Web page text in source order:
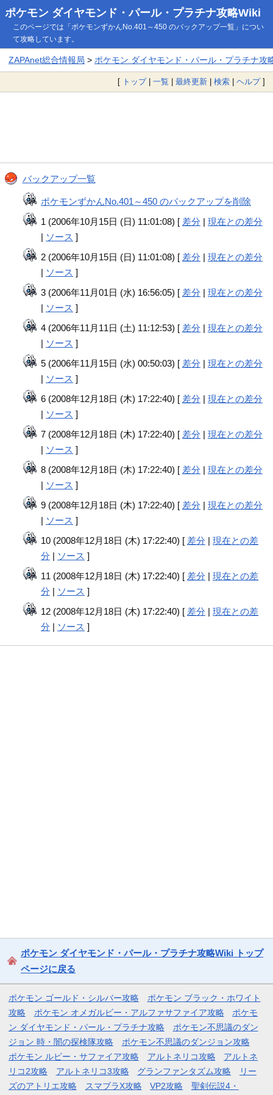
ポケモン ダイヤモンド・パール・プラチナ攻略Wiki
このページでは「ポケモンずかんNo.401～450 のバックアップ一覧」につい
て攻略しています。
ZAPAnet総合情報局 > ポケモン ダイヤモンド・パール・プラチナ攻
[ トップ| 一覧 | 最終更新 | 検索 | ヘルプ]
バックアップ一覧
ポケモンずかんNo.401～450 のバックアップを削除
1 (2006年10月15日 (日) 11:01:08) [ 差分 |現在との差分
| ソース ]
2 (2006年10月15日 (日) 11:01:08) [ 差分 |現在との差分
| ソース ]
3 (2006年11月01日 (水) 16:56:05) [ 差分 |現在との差分
| ソース ]
4 (2006年11月11日 (土) 11:12:53) [ 差分 |現在との差分
| ソース ]
5 (2006年11月15日 (水) 00:50:03) [ 差分 |現在との差分
| ソース ]
6 (2008年12月18日 (木) 17:22:40) [ 差分 |現在との差分
| ソース ]
7 (2008年12月18日 (木) 17:22:40) [ 差分 |現在との差分
| ソース ]
8 (2008年12月18日 (木) 17:22:40) [ 差分 |現在との差分
| ソース ]
9 (2008年12月18日 (木) 17:22:40) [ 差分 |現在との差分
| ソース ]
10 (2008年12月18日 (木) 17:22:40) [ 差分 |現在との差
分 | ソース ]
11 (2008年12月18日 (木) 17:22:40) [ 差分 |現在との差
分 | ソース ]
12 (2008年12月18日 (木) 17:22:40) [ 差分 |現在との差
分 | ソース ]
ポケモン ダイヤモンド・パール・プラチナ攻略Wiki トップ
ページに戻る
ポケモン ゴールド・シルバー攻略
ポケモン ブラック・ホワイト
攻略
ポケモン オメガルビー・アルファサファイア攻略
ポケモ
ン ダイヤモンド・パール・プラチナ攻略
ポケモン不思議のダン
ジョン 時・闇の探検隊攻略
ポケモン不思議のダンジョン攻略
ポケモン ルビー・サファイア攻略
アルトネリコ攻略
アルトネ
リコ2攻略
アルトネリコ3攻略 グランファンタズム攻略
リー
ズのアトリエ攻略
スマブラX攻略 VP2攻略 聖剣伝説4・